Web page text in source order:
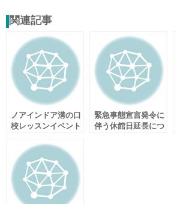
関連記事
ノアインドア溝の口
校レッスンイベント
緊急事態宣言発令に
伴う休館日延長につ